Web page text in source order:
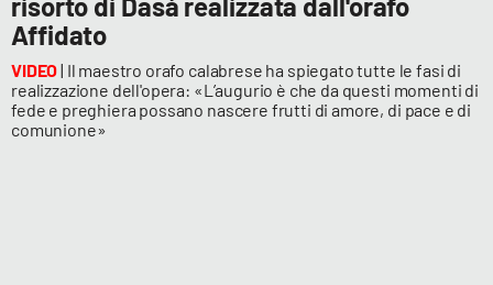
Affidato
VIDEO| Il maestro orafo calabrese ha spiegato tutte le fasi di
realizzazione dell'opera: «L’augurio è che da questi momenti di
fede e preghiera possano nascere frutti di amore, di pace e di
comunione»